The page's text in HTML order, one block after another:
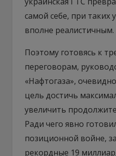
самой себе, при таких
вполне реалистичным.
Поэтому готовясь к
переговорам,
«Нафтогаза»,
цель достичь
увеличить
Ради чего явно
позиционной войне,
рекордные 19